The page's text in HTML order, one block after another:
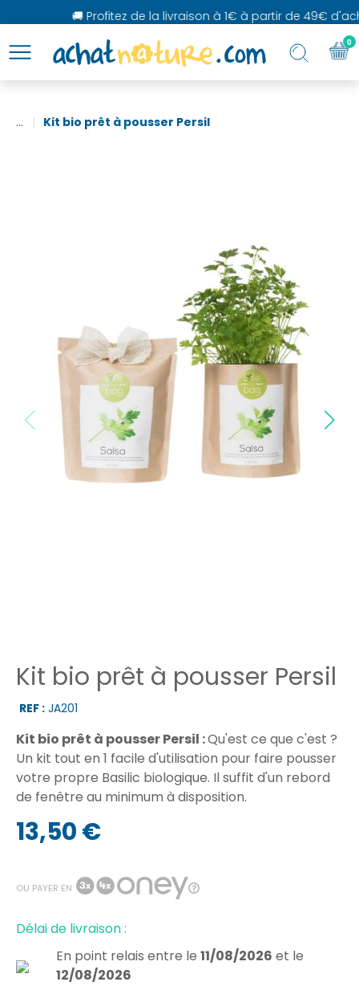
🚚 Profitez de la livraison à 1€ à partir de 49€
... Kit bio prêt à pousser Persil
Kit bio prêt à pousser Persil
REF : JA201
Kit bio prêt à pousser Persil :Qu'est ce que c'est ?
Un kit tout en 1 facile d'utilisation pour faire pousser
votre propre Basilic biologique. Il suffit d'un rebord
de fenêtre au minimum à disposition.
13,50 €
OU PAYER EN
Délai de livraison :
En point relais entre le 11/08/2026 et le
12/08/2026
0